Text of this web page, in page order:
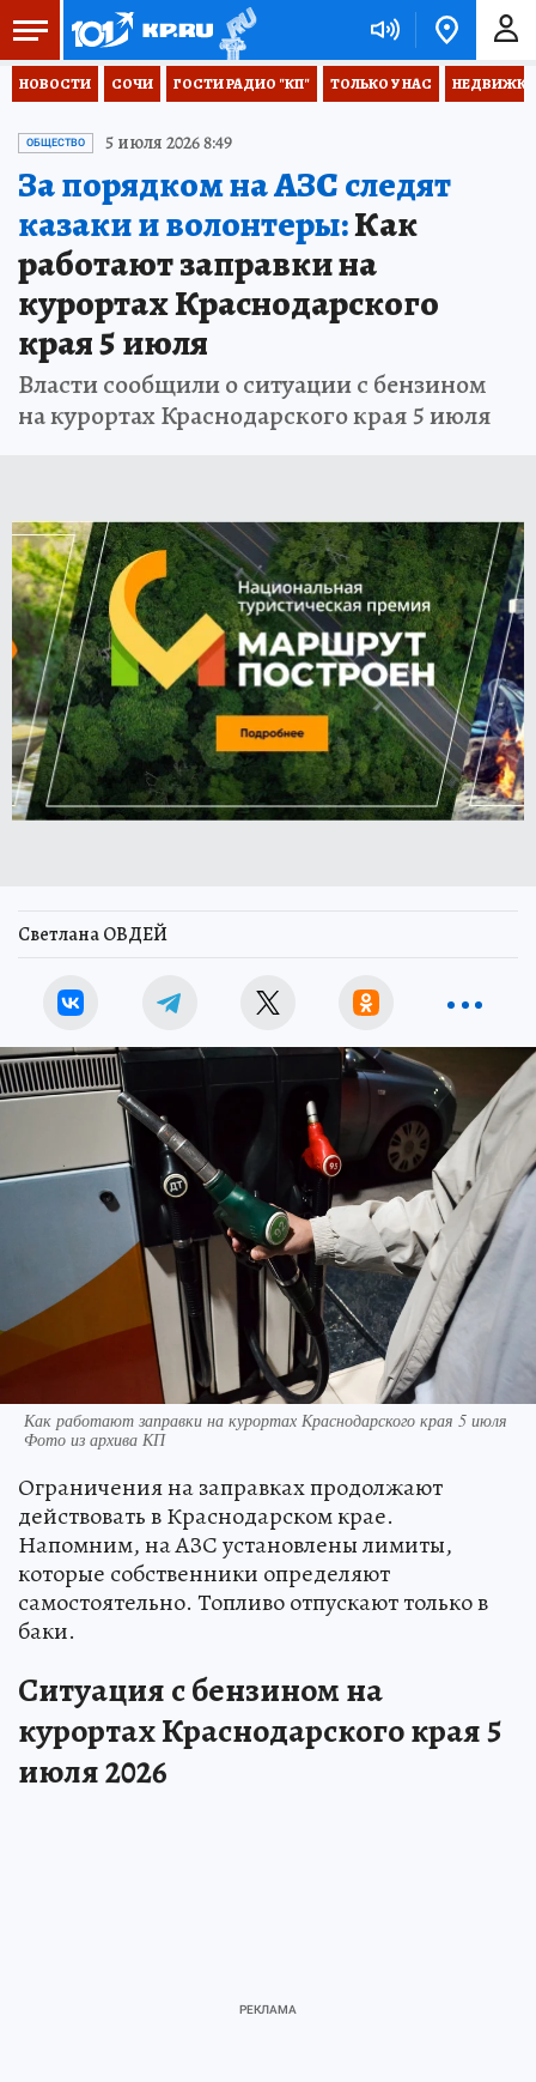
НОВОСТИ СОЧИ ГОСТИ РАДИО "КП" ТОЛЬКО У НАС НЕДВИЖКА
ОБЩЕСТВО 5 июля 2026 8:49
За порядком на АЗС следят
казаки и волонтеры:Как
работают заправки на
курортах Краснодарского
края 5 июля
Власти сообщили о ситуации с бензином
на курортах Краснодарского края 5 июля
Светлана ОВДЕЙ
Как работают заправки на курортах Краснодарского края 5 июля
Фото из архива КП
Ограничения на заправках продолжают
действовать в Краснодарском крае.
Напомним, на АЗС установлены лимиты,
которые собственники определяют
самостоятельно. Топливо отпускают только в
баки.
Ситуация с бензином на
курортах Краснодарского края 5
июля 2026